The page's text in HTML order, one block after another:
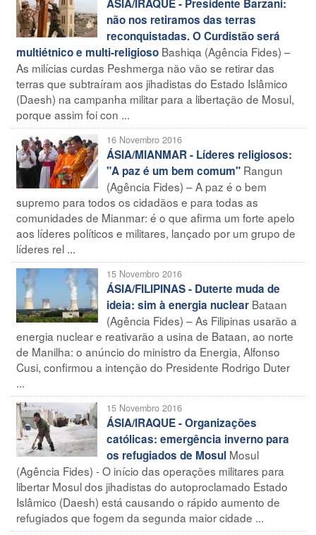
ÁSIA/IRAQUE - Presidente Barzani:
não nos retiramos das terras
reconquistadas. O Curdistão será
multiétnico e multi-religioso Bashiqa (Agência Fides) –
As milícias curdas Peshmerga não vão se retirar das
terras que subtraíram aos jihadistas do Estado Islâmico
(Daesh) na campanha militar para a libertação de Mosul,
porque assim foi con ...
16 Novembro 2016
ÁSIA/MIANMAR - Líderes religiosos:
"A paz é um bem comum" Rangun
(Agência Fides) – A paz é o bem
supremo para todos os cidadãos e para todas as
comunidades de Mianmar: é o que afirma um forte apelo
aos líderes políticos e militares, lançado por um grupo de
líderes rel ...
15 Novembro 2016
ÁSIA/FILIPINAS - Duterte muda de
ideia: sim à energia nuclear Bataan
(Agência Fides) – As Filipinas usarão a
energia nuclear e reativarão a usina de Bataan, ao norte
de Manilha: o anúncio do ministro da Energia, Alfonso
Cusi, confirmou a intenção do Presidente Rodrigo Duter
...
15 Novembro 2016
ÁSIA/IRAQUE - Organizações
católicas: emergência inverno para
os refugiados de Mosul Mosul
(Agência Fides) - O início das operações militares para
libertar Mosul dos jihadistas do autoproclamado Estado
Islâmico (Daesh) está causando o rápido aumento de
refugiados que fogem da segunda maior cidade ...